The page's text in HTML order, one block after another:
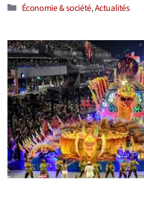
Catégories
Économie & société,Actualités